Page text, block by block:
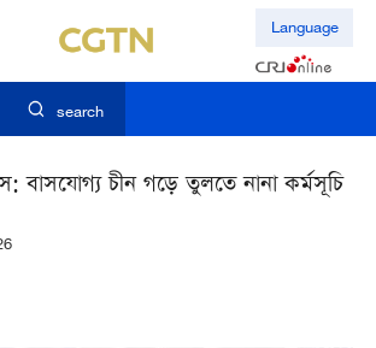
Language
search
বাসযোগ্য চীন গড়ে তুলতে নানা কর্মসূচি